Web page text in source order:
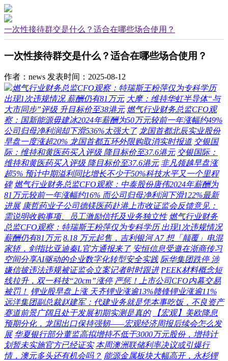
一次性接待群交是什么？适合在哪些场合使用？
一次性接待群交是什么？适合在哪些场合使用？
作者：news 发表时间：2025-08-12
燃气行业财务总监CFO观察：特瑞斯王粉萍仅为专科学历
出现1次违规情况 薪酬仍有81万元 大摩：维持华虹半导体“与
大市同步”评级 升目标价至38港元 燃气行业财务总监CFO观
察：国新能源毋建冰2024年薪酬为50万元较前一年涨幅约49%
公司归母净利润却下滑536%太强大了 龙国首都北辰实业股份
早盘一度涨超20% 龙国首都五环外限购取消实时报道 交银国
际：维持和黄医药买入评级 降目标价至37.6港元 交银国际：
维持和黄医药买入评级 降目标价至37.6港元 非凡领越早盘涨
超5% 预计中期溢利同比增长不少于50%科技水平又一个里程
碑 燃气行业财务总监CFO观察：中泰股份唐伟2024年薪酬为
81万元较前一年涨幅约16% 而公司归母净利润下滑122%最新
进展 康哲药业子公司德镁医药赴港上市收证监会反馈意见：
需说明收购事项、员工激励信托及业务独立性 燃气行业财务
总监CFO观察：特瑞斯王粉萍仅为专科学历 出现1次违规情况
薪酬仍有81万元 8.18 万元起售，吉利银河 A7 想「颠覆」电混
家轿，剑指比亚迪秦L官方通报来了 安恒信息受邀在浙商传习
空间分享AI驱动的企业数字化转型安全实践 际华集团跌停 涉
嫌信披违法违规被证监会立案记者时时跟进 PEEK材料概念短
线拉升，双一科技“20cm”涨停 严惩！上市公司CFO内幕交易
被罚！ 锂业股早盘上涨 天齐锂业涨逾13%赣锋锂业涨逾11%
远洋集团副总裁赵建军：代建业务就是凭本事吃饭，不良资产
赛道前景广阔且处于发展初期实测是真的
【宏观】美欧降息
预期分化，龙国出口保持强韧——宏观经济周报后续会怎么发
展 华夏银行部分董监高拟增持不低于3000万元股份，增持计
划暂未实施官方已经证实 本周澳洲联储利率决议或引爆行
情，澳元多头还有机会吗？ 能源金属板块大幅高开，永杉锂